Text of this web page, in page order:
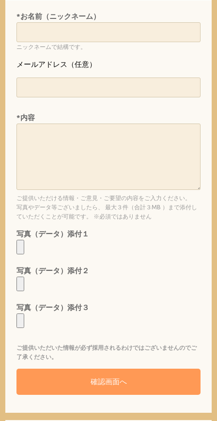
*お名前（ニックネーム）
ニックネームで結構です。
メールアドレス（任意）
*内容
ご提供いただける情報・ご意見・ご要望の内容をご入力ください。
写真やデータ等ございましたら、 最大３件（合計３MB ）まで添付し
ていただくことが可能です。 ※必須ではありません
写真（データ）添付１
写真（データ）添付２
写真（データ）添付３
ご提供いただいた情報が必ず採用されるわけではございませんのでご
了承ください。